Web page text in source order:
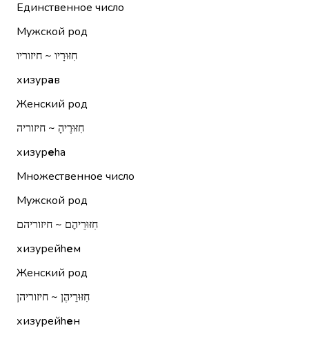
Единственное число
Мужской род
חִזּוּרָיו ~ חיזוריו
хизурав
Женский род
חִזּוּרֶיהָ ~ חיזוריה
хизуреhа
Множественное число
Мужской род
חִזּוּרֵיהֶם ~ חיזוריהם
хизурейhем
Женский род
חִזּוּרֵיהֶן ~ חיזוריהן
хизурейhен